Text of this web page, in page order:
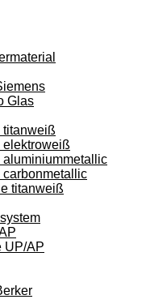
Glas
titanweiß
elektroweiß
aluminiummetallic
carbonmetallic
titanweiß
UP/AP